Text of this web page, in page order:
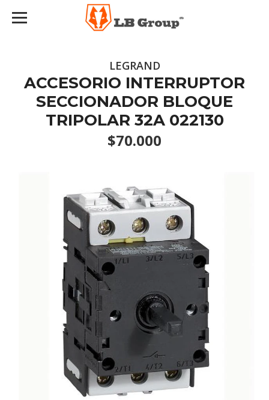
LEGRAND
ACCESORIO INTERRUPTOR
SECCIONADOR BLOQUE
TRIPOLAR 32A 022130
$70.000